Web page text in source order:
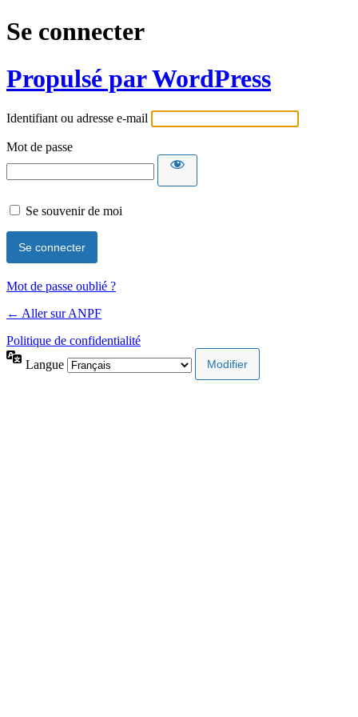
Se connecter
Propulsé par WordPress
Identifiant ou adresse e-mail
Mot de passe
Se souvenir de moi
Mot de passe oublié ?
← Aller sur ANPF
Politique de confidentialité
Langue